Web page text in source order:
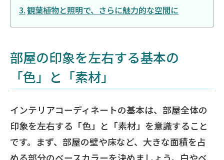
観葉植物と照明で、さらに魅力的な空間に
部屋の印象を左右する基本の
「色」と「素材」
インテリアコーディネートの基本は、部屋全体の
印象を左右する「色」と「素材」を意識すること
です。まず、部屋の壁や床など、大きな面積を占